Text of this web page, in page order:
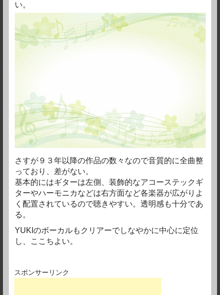
い。
さすが９３年以降の作品の数々なので音質的に全曲整
っており、差がない。
基本的にはギターは左側、装飾的なアコーステックギ
ターやハーモニカなどは右方面など各楽器が広がりよ
く配置されているので聴きやすい。透明感も十分であ
る。
YUKIのボーカルもクリアーでしなやかに中心に定位
し、ここちよい。
スポンサーリンク